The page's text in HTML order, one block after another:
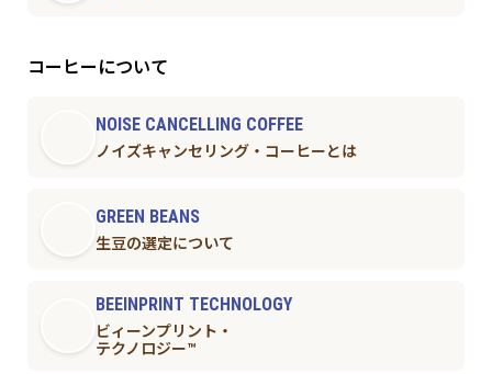
コーヒーについて
NOISE CANCELLING COFFEE
ノイズキャンセリング・コーヒーとは
GREEN BEANS
生豆の選定について
BEEINPRINT TECHNOLOGY
ビィーンプリント・
テクノロジー™︎